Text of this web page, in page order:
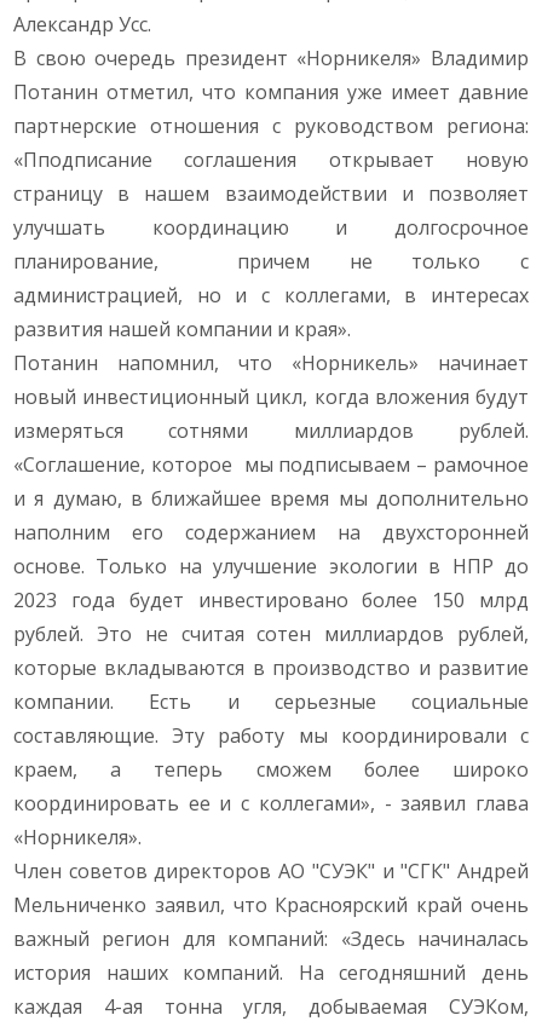
Александр Усс.
В свою очередь президент «Норникеля» Владимир
Потанин отметил, что компания уже имеет давние
партнерские отношения с руководством региона:
«Пподписание соглашения открывает новую
страницу в нашем взаимодействии и позволяет
улучшать координацию и долгосрочное
планирование, причем не только с
администрацией, но и с коллегами, в интересах
развития нашей компании и края».
Потанин напомнил, что «Норникель» начинает
новый инвестиционный цикл, когда вложения будут
измеряться сотнями миллиардов рублей.
«Соглашение, которое мы подписываем – рамочное
и я думаю, в ближайшее время мы дополнительно
наполним его содержанием на двухсторонней
основе. Только на улучшение экологии в НПР до
2023 года будет инвестировано более 150 млрд
рублей. Это не считая сотен миллиардов рублей,
которые вкладываются в производство и развитие
компании. Есть и серьезные социальные
составляющие. Эту работу мы координировали с
краем, а теперь сможем более широко
координировать ее и с коллегами», - заявил глава
«Норникеля».
Член советов директоров АО "СУЭК" и "СГК" Андрей
Мельниченко заявил, что Красноярский край очень
важный регион для компаний: «Здесь начиналась
история наших компаний. На сегодняшний день
каждая 4-ая тонна угля, добываемая СУЭКом,